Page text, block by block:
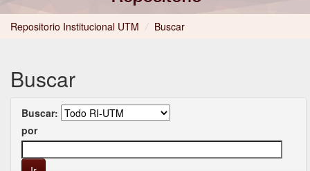
Repositorio Institucional UTM / Buscar
Buscar
Buscar:
por